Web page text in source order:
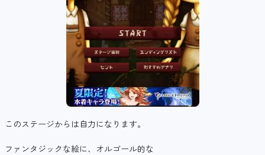
このステージからは自力になります。
ファンタジックな絵に、オルゴール的な